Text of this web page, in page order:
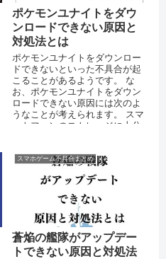
ポケモンユナイトをダウ
ンロードできない原因と
対処法とは
ポケモンユナイトをダウンロー
ドできないといった不具合が起
こることがあるようです。 な
お、ポケモンユナイトをダウン
ロードできない原因には次のよ
うなことが考えられます。 スマ
ートフォンのストレージに十分
スマホゲーム不具合まとめ
蒼焔の艦隊がアップデー
トできない原因と対処法